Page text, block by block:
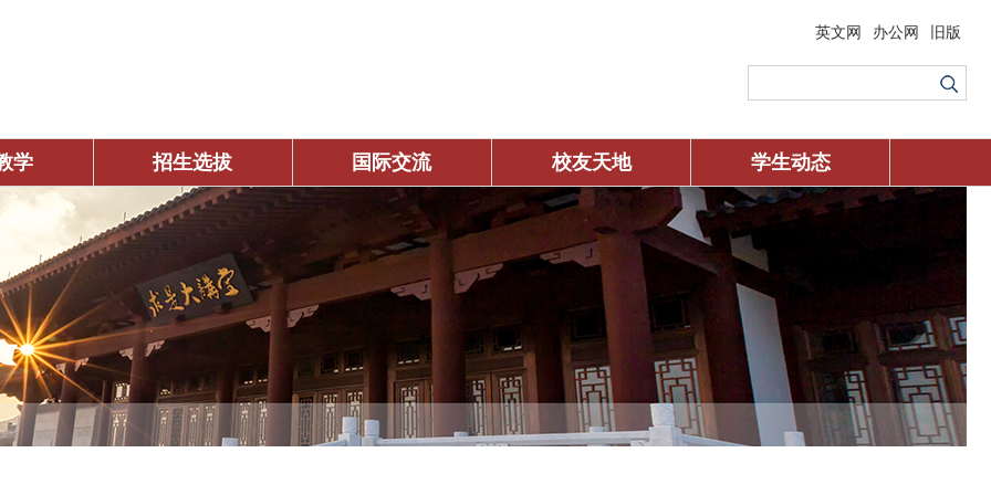
英文网 办公网 旧版
学 招生选拔 国际交流 校友天地 学生动态